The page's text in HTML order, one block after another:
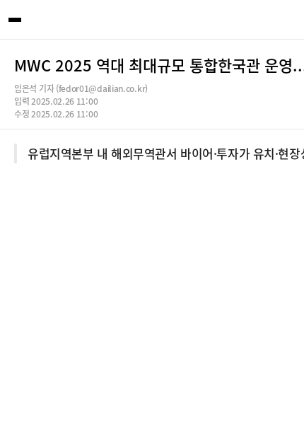
MWC 2025 역대 최대규모 통합한국관 운영
임은석 기자 (fedor01@dailian.co.kr)
입력 2025.02.26 11:00
수정 2025.02.26 11:00
유럽지역본부 내 해외무역관서 바이어·투자가 유치·현